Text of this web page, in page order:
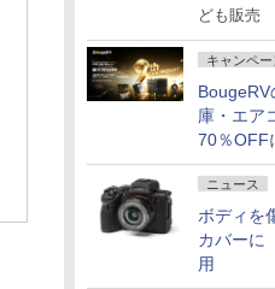
ども販売
キャンペー
庫・エア
70％OFF
ニュース
ボディを
カバーに
用